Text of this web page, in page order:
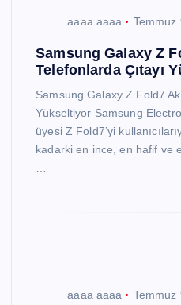
aaaa aaaa Temmuz
Samsung Galaxy Z
Telefonlarda Çıtayı
Samsung Galaxy Z Fold7
Yükseltiyor Samsung
üyesi Z Fold7’yi
kadarki en ince, en hafif ve
aaaa aaaa Temmuz